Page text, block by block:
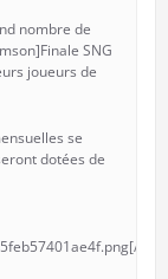
nombre de
SNG
joueurs de
se
dotées de
img]